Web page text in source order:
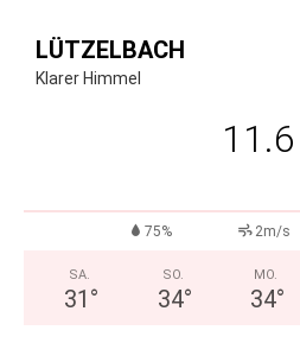
LÜTZELBACH
Klarer Himmel
11.6
75% 2m/s
SA.
31 °
SO.
34°
MO.
34°